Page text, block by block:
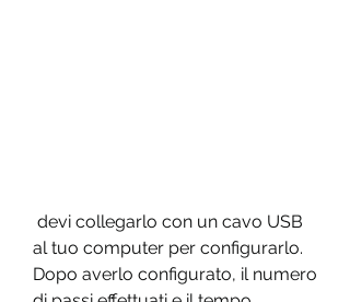
al tuo computer per configurarlo.
Dopo averlo configurato, il numero